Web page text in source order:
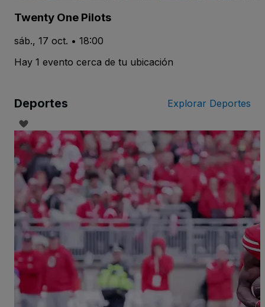
Twenty One Pilots
sáb., 17 oct. • 18:00
Hay 1 evento cerca de tu ubicación
Deportes Explorar Deportes